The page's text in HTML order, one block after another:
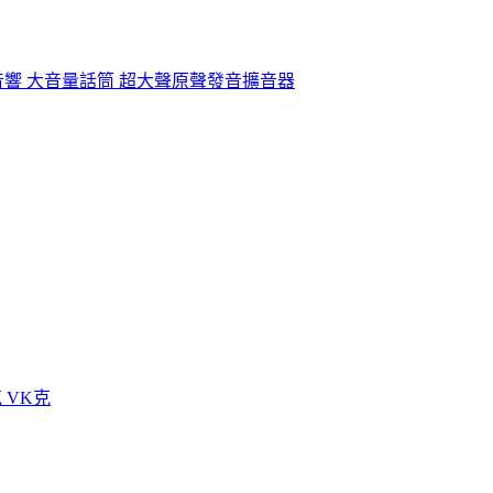
大音量話筒 超大聲原聲發音擴音器
VK克